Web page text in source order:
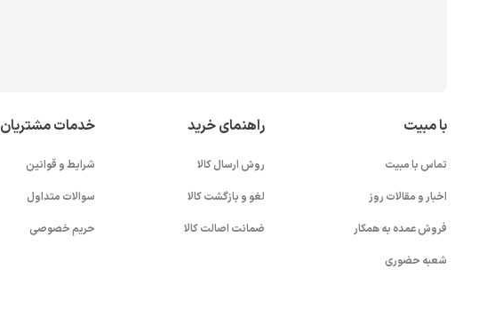
با مبیت
تماس با مبیت
اخبار و مقالات روز
فروش عمده به همکار
شعبه حضوری
راهنمای خرید
روش ارسال کالا
لغو و بازگشت کالا
ضمانت اصالت کالا
خدمات مشتریان
شرایط و قوانین
سوالات متداول
حریم خصوصی